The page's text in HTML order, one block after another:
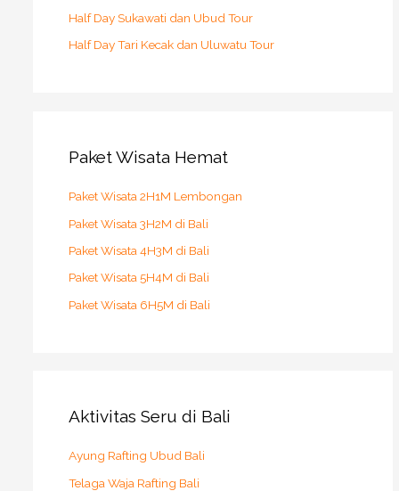
Half Day Sukawati dan Ubud Tour
Half Day Tari Kecak dan Uluwatu Tour
Paket Wisata Hemat
Paket Wisata 2H1M Lembongan
Paket Wisata 3H2M di Bali
Paket Wisata 4H3M di Bali
Paket Wisata 5H4M di Bali
Paket Wisata 6H5M di Bali
Aktivitas Seru di Bali
Ayung Rafting Ubud Bali
Telaga Waja Rafting Bali